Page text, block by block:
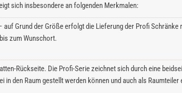
sich insbesondere an folgenden Merkmalen:
Grund der Größe erfolgt die Lieferung der Profi Schränke
zum Wunschort.
Rückseite. Die Profi-Serie zeichnet sich durch eine
den Raum gestellt werden können und auch als Raumteiler